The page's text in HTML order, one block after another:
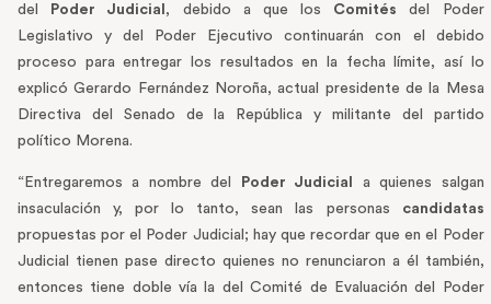
del
Poder Judicial , debido a que los Comités del Poder
Legislativo y del Poder Ejecutivo continuarán con el debido
proceso para entregar los resultados en la fecha límite, así lo
explicó Gerardo Fernández Noroña, actual presidente de la Mesa
Directiva del Senado de la República y militante del partido
político Morena.
“Entregaremos a nombre del Poder Judicial
a quienes salgan
insaculación y, por lo tanto, sean las personas
candidatas
propuestas por el Poder Judicial; hay que recordar que en el Poder
Judicial tienen pase directo quienes no renunciaron a él también,
entonces tiene doble vía la del Comité de Evaluación del Poder